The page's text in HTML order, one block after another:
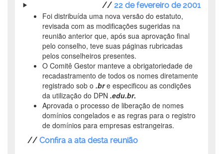
// 22 de fevereiro de 2001
Foi distribuída uma nova versão do estatuto,
revisada com as modificações sugeridas na
reunião anterior que, após sua aprovação final
pelo conselho, teve suas páginas rubricadas
pelos conselheiros presentes.
O Comitê Gestor manteve a obrigatoriedade de
recadastramento de todos os nomes diretamente
registrado sob o .br e especificou as condições
da utilização do DPN .edu.br.
Aprovada o processo de liberação de nomes
domínios congelados e as regras para o registro
de domínios para empresas estrangeiras.
// Confira a ata desta reunião